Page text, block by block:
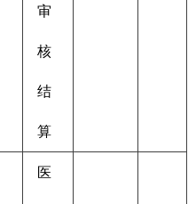
审
核
结
算
医